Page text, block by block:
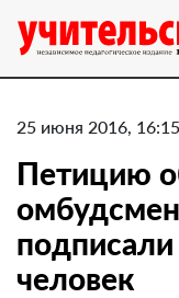
25 июня 2016, 16:15
Петицию
человек